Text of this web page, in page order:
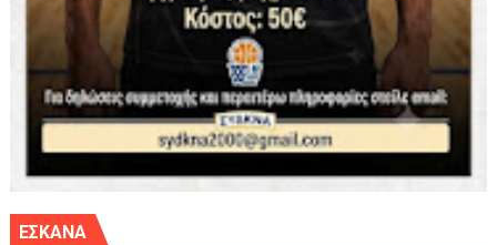
ΕΣΚΑΝΑ